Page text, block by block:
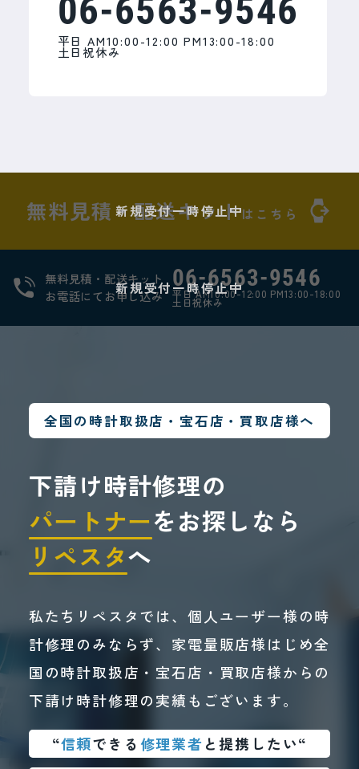
06-6563-9546
平日 AM10:00-12:00 PM13:00-18:00
土日祝休み
無料見積・配送キットはこちら
新規受付一時停止中
無料見積・配送キット
お電話にてお申し込み
06-6563-9546
平日 AM10:00-12:00 PM13:00-18:00
土日祝休み
新規受付一時停止中
全国の時計取扱店・宝石店・買取店様へ
下請け時計修理の
パートナーをお探しなら
リペスタへ
私たちリペスタでは、個人ユーザー様の時
計修理のみならず、家電量販店様はじめ全
国の時計取扱店・宝石店・買取店様からの
下請け時計修理の実績もございます。
“信頼できる 修理業者と提携したい“